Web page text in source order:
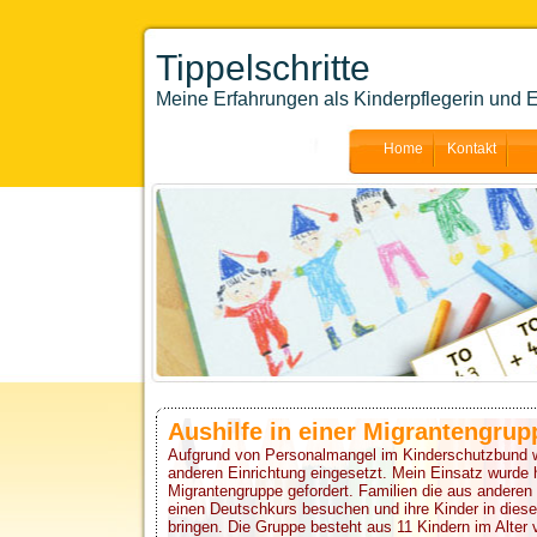
Tippelschritte
Meine Erfahrungen als Kinderpflegerin und
Home Kontakt
Aushilfe in einer
Aufgrund von Personalmangel im Kinderschutzbund
anderen Einrichtung eingesetzt. Mein Einsatz wurde
Migrantengruppe gefordert. Familien die aus
einen Deutschkurs besuchen und ihre Kinder in
bringen. Die Gruppe besteht aus 11 Kindern im Alter